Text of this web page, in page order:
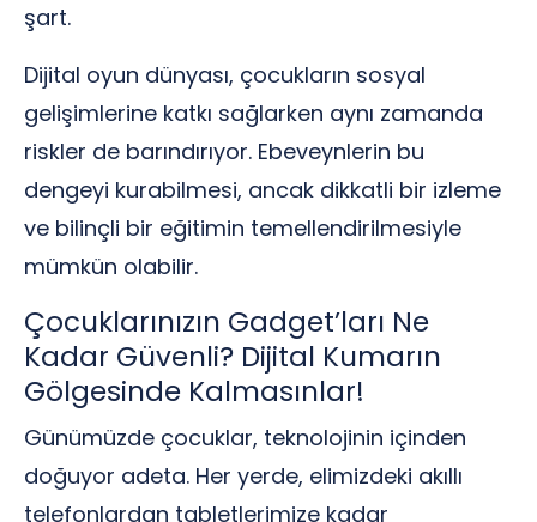
şart.
Dijital oyun dünyası, çocukların sosyal
gelişimlerine katkı sağlarken aynı zamanda
riskler de barındırıyor. Ebeveynlerin bu
dengeyi kurabilmesi, ancak dikkatli bir izleme
ve bilinçli bir eğitimin temellendirilmesiyle
mümkün olabilir.
Çocuklarınızın Gadget’ları Ne
Kadar Güvenli? Dijital Kumarın
Gölgesinde Kalmasınlar!
Günümüzde çocuklar, teknolojinin içinden
doğuyor adeta. Her yerde, elimizdeki akıllı
telefonlardan tabletlerimize kadar